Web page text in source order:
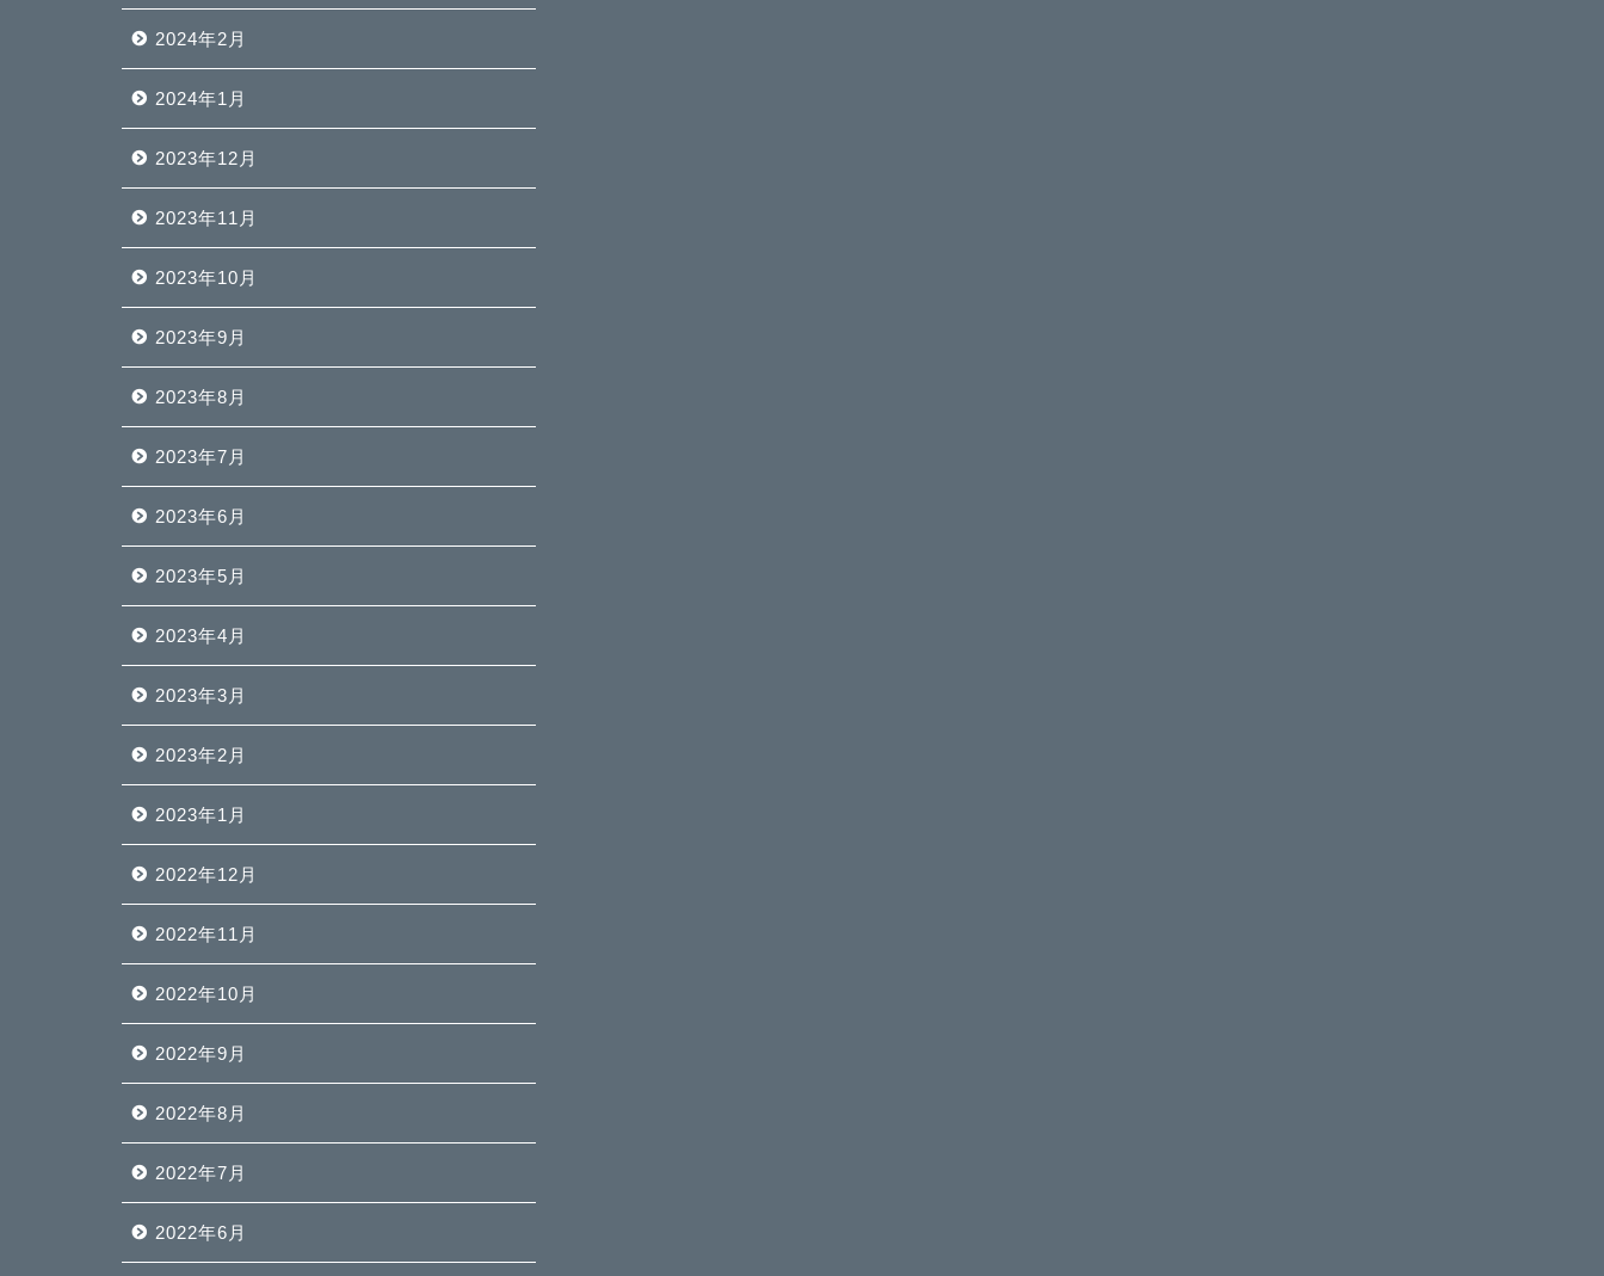
2024年2月
2024年1月
2023年12月
2023年11月
2023年10月
2023年9月
2023年8月
2023年7月
2023年6月
2023年5月
2023年4月
2023年3月
2023年2月
2023年1月
2022年12月
2022年11月
2022年10月
2022年9月
2022年8月
2022年7月
2022年6月